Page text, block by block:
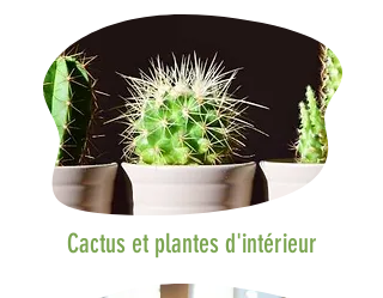
Cactus et plantes d'intérieur